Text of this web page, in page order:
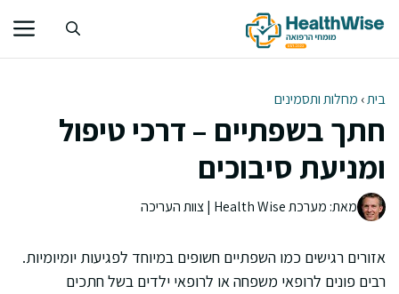
לתוכן
בית› מחלות ותסמינים
חתך בשפתיים – דרכי טיפול
ומניעת סיבוכים
מאת: מערכת Health Wise | צוות העריכה
אזורים רגישים כמו השפתיים חשופים במיוחד לפגיעות יומיומיות.
רבים פונים לרופאי משפחה או לרופאי ילדים בשל חתכים